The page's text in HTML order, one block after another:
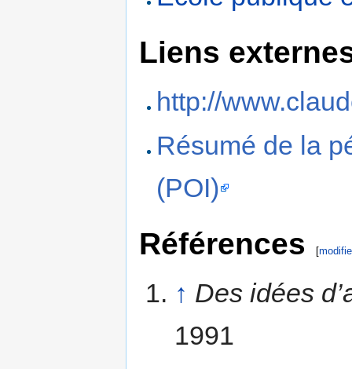
Liens
http://
Résumé de la
(POI)
Références [
↑ Des idées
1991